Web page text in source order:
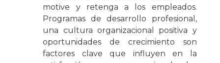
motive y retenga a los empleados.
Programas de desarrollo profesional,
una cultura organizacional positiva y
oportunidades de crecimiento son
factores clave que influyen en la